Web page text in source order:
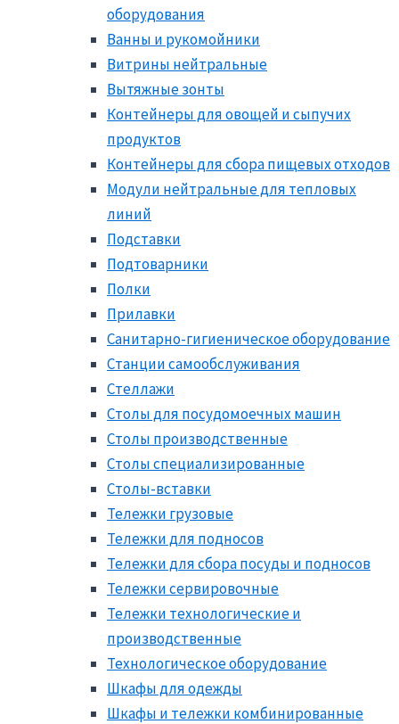
оборудования
Ванны и рукомойники
Витрины нейтральные
Вытяжные зонты
Контейнеры для овощей и сыпучих
продуктов
Контейнеры для сбора пищевых отходов
Модули нейтральные для тепловых
линий
Подставки
Подтоварники
Полки
Прилавки
Санитарно-гигиеническое оборудование
Станции самообслуживания
Стеллажи
Столы для посудомоечных машин
Столы производственные
Столы специализированные
Столы-вставки
Тележки грузовые
Тележки для подносов
Тележки для сбора посуды и подносов
Тележки сервировочные
Тележки технологические и
производственные
Технологическое оборудование
Шкафы для одежды
Шкафы и тележки комбинированные